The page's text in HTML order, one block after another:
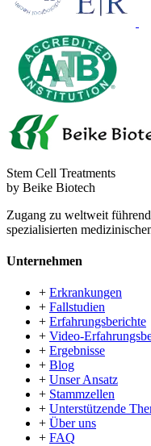
Stem Cell Treatments
by Beike Biotech
Zugang zu weltweit
spezialisierten
Unternehmen
+ Erkrankungen
+ Fallstudien
+ Erfahrungsberichte
+ Video-
+ Ergebnisse
+ Blog
+ Unser Ansatz
+ Stammzellen
+ Unterstützende
+ Über uns
+ FAQ